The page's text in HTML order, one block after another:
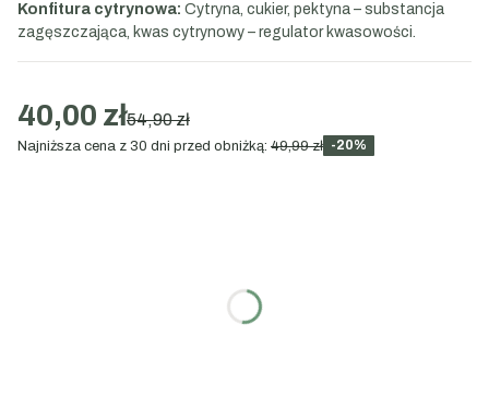
Konfitura cytrynowa: Cytryna, cukier, pektyna – substancja
zagęszczająca, kwas cytrynowy – regulator kwasowości.
40,00 zł54,90 zł
Najniższa cena z 30 dni przed obniżką: 49,99 zł -20%